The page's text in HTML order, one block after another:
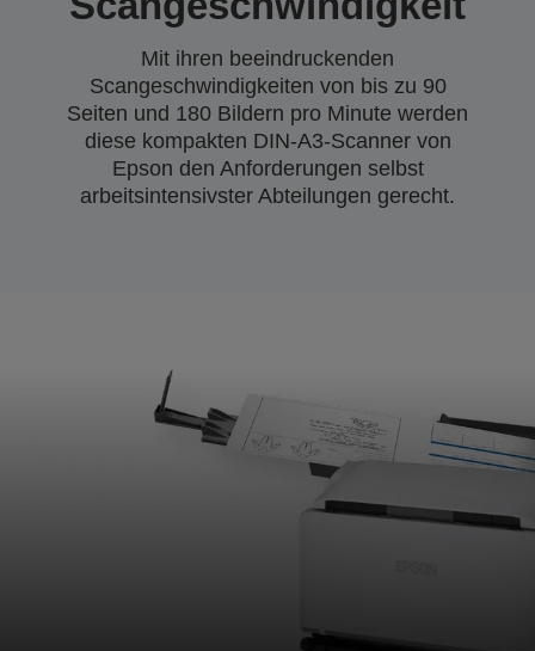
Mit ihren beeindruckenden
Scangeschwindigkeiten von bis zu 90
Seiten und 180 Bildern pro Minute werden
diese kompakten DIN-A3-Scanner von
Epson den Anforderungen selbst
arbeitsintensivster Abteilungen gerecht.